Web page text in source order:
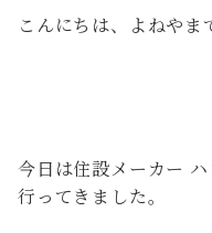
こんにちは、よねやま
今日は住設メーカー
行ってきました。